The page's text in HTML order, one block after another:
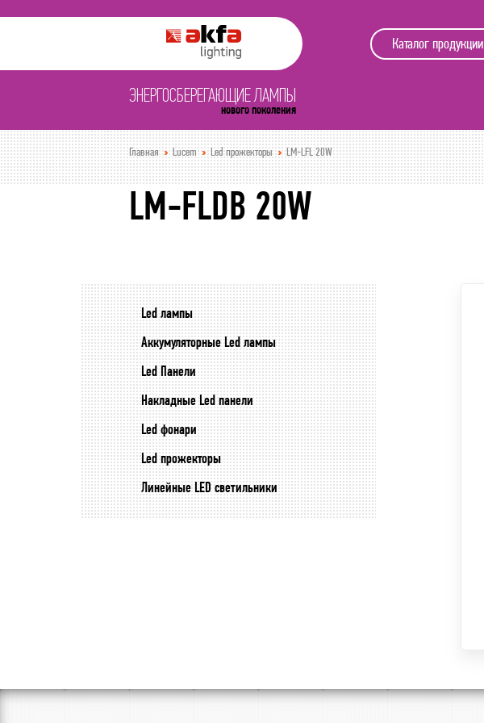
Каталог продукции
ЭНЕРГОСБЕРЕГАЮЩИЕ ЛАМПЫ
нового поколения
Главная Lucem Led прожекторы LM-LFL 20W
LM-FLDB 20W
Led лампы
Аккумуляторные Led лампы
Led Панели
Накладные Led панели
Led фонари
Led прожекторы
Линейные LED светильники